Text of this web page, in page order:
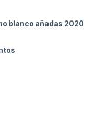
blanco añadas 2020